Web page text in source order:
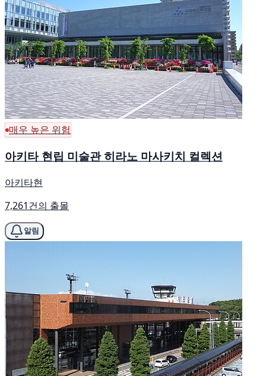
매우 높은 위험
아키타 현립 미술관 히라노 마사키치 컬렉션
아키타현
7,261건의 출몰
알림